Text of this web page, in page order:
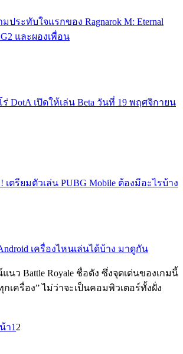
ระทับใจแรกของ Ragnarok M: Eternal
และผองเพื่อน
ร่ DotA เปิดให้เล่น Beta วันที่ 19 พฤศจิกายน
ตรียมตัวเล่น PUBG Mobile ต้องมีอะไรบ้าง
เครื่องไหนเล่นได้บ้าง มาดูกัน
นว Battle Royale ชื่อดัง ซึ่งจุดเด่นของเกมนี้
เครื่อง” ไม่ว่าจะเป็นคอมพิวเตอร์ทั้งฝั่ง
า1 2